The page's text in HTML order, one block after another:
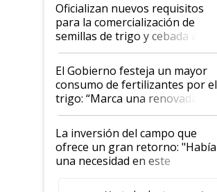
Oficializan nuevos requisitos
para la comercialización de
semillas de trigo y cebada a
granel
El Gobierno festeja un mayor
consumo de fertilizantes por el
trigo: “Marca una renovada
confianza de los productores”
La inversión del campo que
ofrece un gran retorno: "Había
una necesidad en este